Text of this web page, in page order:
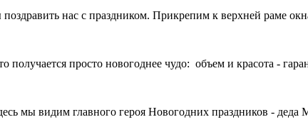
нас с праздником. Прикрепим к верхней раме
просто новогоднее чудо: объем и красота -
мы видим главного героя Новогодних праздников -